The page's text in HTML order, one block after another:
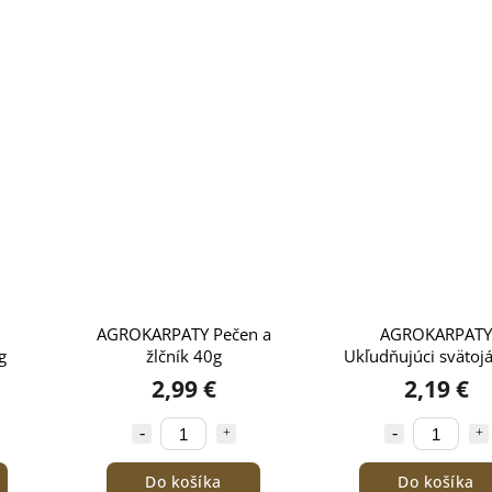
AGROKARPATY Pečen a
žlčník 40g
2,99 €
Do košíka
AGROKARPATY
Ukľudňujúci
čaj 40g
2,19 €
Do košíka